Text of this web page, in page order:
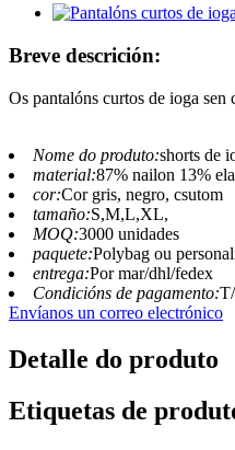
Breve descrición:
Os pantalóns curtos de ioga sen
Nome do produto:shorts de
material:87% nailon 13%
cor:Cor gris, negro, csutom
tamaño:S,M,L,XL,
MOQ:3000 unidades
paquete:Polybag ou
entrega:Por mar/dhl/fedex
Condicións de pagamento:
Envíanos un correo electrónico
Detalle do produto
Etiquetas de